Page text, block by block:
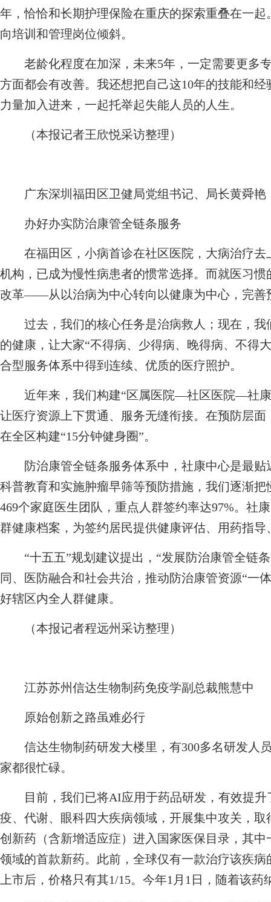
年，恰恰和长期护理保险在重庆的探索重叠在一
向培训和管理岗位倾斜。
老龄化程度在加深，未来5年，一定需要更多
方面都会有改善。我还想把自己这10年的技能和
力量加入进来，一起托举起失能人员的人生。
（本报记者王欣悦采访整理）
广东深圳福田区卫健局党组书记、局长黄舜艳
办好办实防治康管全链条服务
在福田区，小病首诊在社区医院，大病治疗去
机构，已成为慢性病患者的惯常选择。而就医习
改革——从以治病为中心转向以健康为中心，完善
过去，我们的核心任务是治病救人；现在，我
的健康，让大家“不得病、少得病、晚得病、不得
合型服务体系中得到连续、优质的医疗照护。
近年来，我们构建“区属医院—社区医院—社康
让医疗资源上下贯通、服务无缝衔接。在预防层
在全区构建“15分钟健身圈”。
防治康管全链条服务体系中，社康中心是最贴
科普教育和实施肿瘤早筛等预防措施，我们逐渐
469个家庭医生团队，重点人群签约率达97%。社
群健康档案，为签约居民提供健康评估、用药指
“十五五”规划建议提出，“发展防治康管全链条
同、医防融合和社会共治，推动防治康管资源“一
好辖区内全人群健康。
（本报记者程远州采访整理）
江苏苏州信达生物制药免疫学副总裁熊慧中
原始创新之路虽难必行
信达生物制药研发大楼里，有300多名研发人
家都很忙碌。
目前，我们已将AI应用于药品研发，有效提升
疫、代谢、眼科四大疾病领域，开展集中攻关，
创新药（含新增适应症）进入国家医保目录，其
领域的首款新药。此前，全球仅有一款治疗该疾
上市后，价格只有其1/15。今年1月1日，随着该